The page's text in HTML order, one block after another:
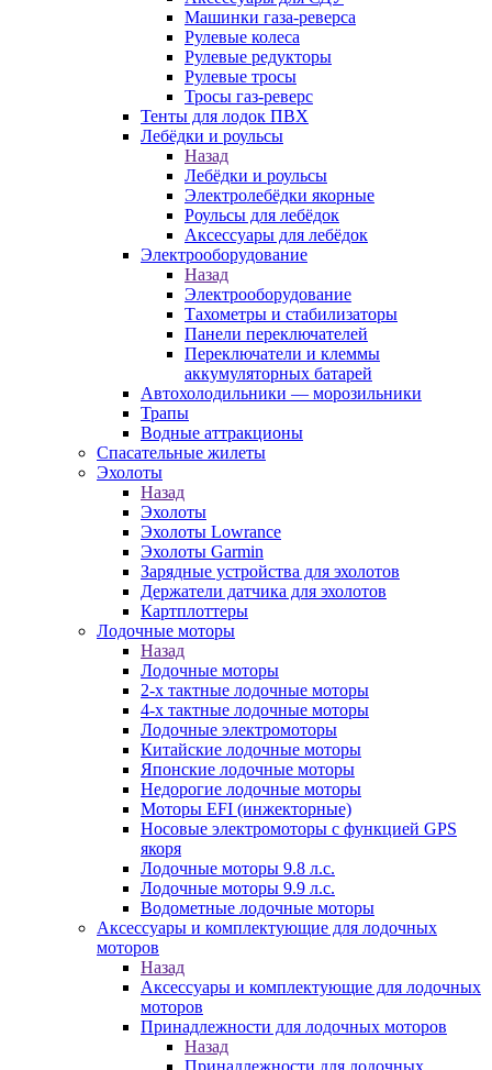
Машинки газа-реверса
Рулевые колеса
Рулевые редукторы
Рулевые тросы
Тросы газ-реверс
Тенты для лодок ПВХ
Лебёдки и роульсы
Назад
Лебёдки и роульсы
Электролебёдки якорные
Роульсы для лебёдок
Аксессуары для лебёдок
Электрооборудование
Назад
Электрооборудование
Тахометры и стабилизаторы
Панели переключателей
Переключатели и клеммы
аккумуляторных батарей
Автохолодильники — морозильники
Трапы
Водные аттракционы
Спасательные жилеты
Эхолоты
Назад
Эхолоты
Эхолоты Lowrance
Эхолоты Garmin
Зарядные устройства для эхолотов
Держатели датчика для эхолотов
Картплоттеры
Лодочные моторы
Назад
Лодочные моторы
2-х тактные лодочные моторы
4-х тактные лодочные моторы
Лодочные электромоторы
Китайские лодочные моторы
Японские лодочные моторы
Недорогие лодочные моторы
Моторы EFI (инжекторные)
Носовые электромоторы с функцией GPS
якоря
Лодочные моторы 9.8 л.с.
Лодочные моторы 9.9 л.с.
Водометные лодочные моторы
Аксессуары и комплектующие для лодочных
моторов
Назад
Аксессуары и комплектующие для лодочных
моторов
Принадлежности для лодочных моторов
Назад
Принадлежности для лодочных